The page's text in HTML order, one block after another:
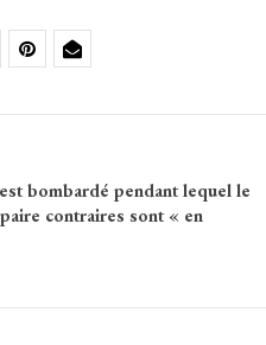
bombardé pendant lequel le
contraires sont « en